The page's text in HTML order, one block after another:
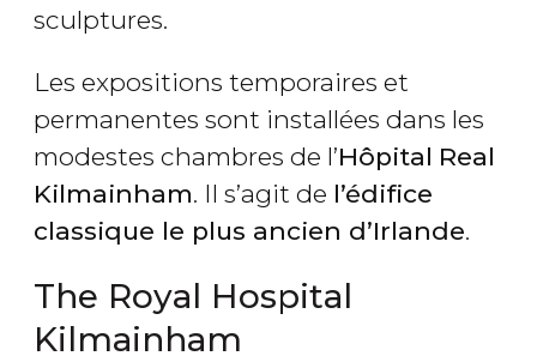
sculptures.
Les expositions temporaires et
permanentes sont installées dans les
modestes chambres de l’Hôpital Real
Kilmainham. Il s’agit de l’édifice
classique le plus ancien d’Irlande.
The Royal Hospital
Kilmainham